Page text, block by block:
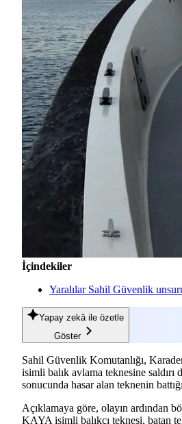
İçindekiler
Yaralılar Sahil Güvenlik
Yapay zekâ ile özetle
Göster
Sahil Güvenlik Komutanlığı,
isimli balık avlama teknesine saldırı
sonucunda hasar alan teknenin
Açıklamaya göre, olayın ardından
KAYA isimli balıkçı teknesi, batan